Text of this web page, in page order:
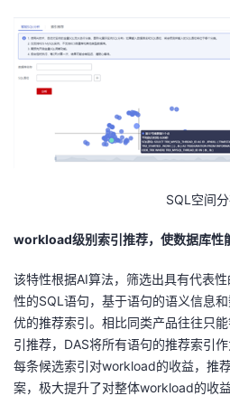
课
的
我
术
云
SQL空间
workload级别索引推荐，使数据库性
该特性根据AI算法，筛选出具有代表性
性的SQL 语句，基于语句的语义信息
优的推荐索引。相比同类产品往往只
引推荐， DAS将所有语句的推荐索引
每条候选索引对workload的收益，推
案，极大提升了对整体workload的收